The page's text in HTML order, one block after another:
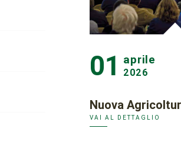
01 aprile
2026
Nuova
VAI AL DETTAGLIO